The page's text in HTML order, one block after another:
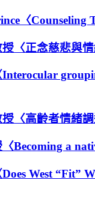
〈
〈正念慈悲與
〈高齡者情緒
Becoming a
West “Fit”